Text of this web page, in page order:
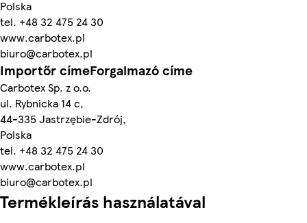
Polska
tel. +48 32 475 24 30
www.carbotex.pl
biuro@carbotex.pl
Importőr címeForgalmazó címe
Carbotex Sp. z o.o.
ul. Rybnicka 14 c,
44-335 Jastrzębie-Zdrój,
Polska
tel. +48 32 475 24 30
www.carbotex.pl
biuro@carbotex.pl
Termékleírás használatával